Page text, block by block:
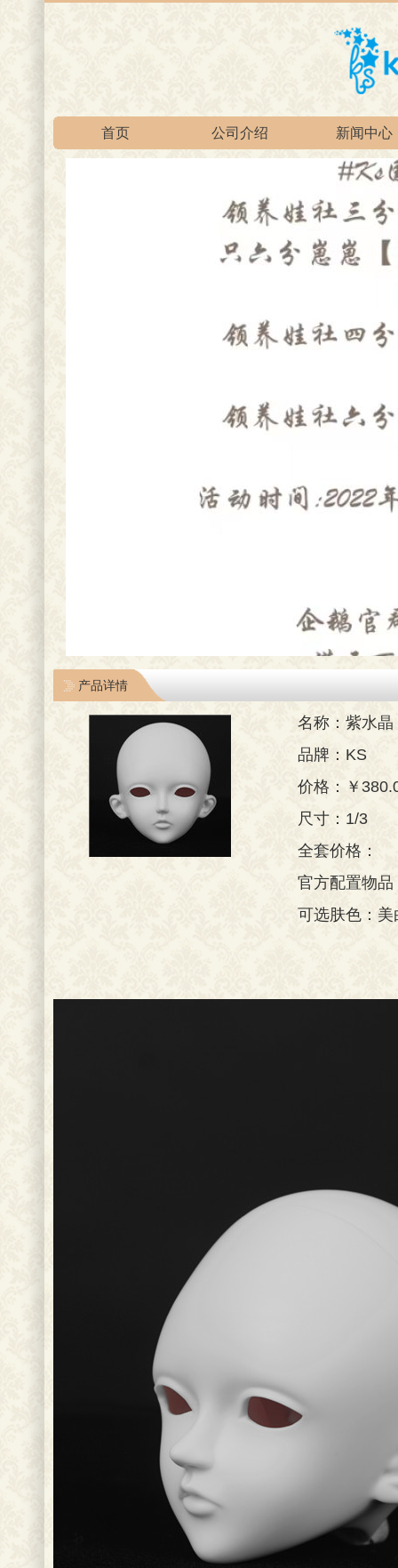
首页 公司介绍 新闻中心
产品详情
名称：紫水
品牌：KS
价格：￥
尺寸：1/3
全套价格：
官方配置物品
可选肤色：